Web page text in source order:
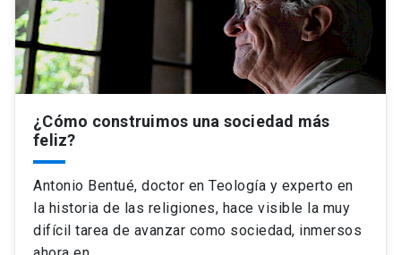
¿Cómo construimos una sociedad más
feliz?
Antonio Bentué, doctor en Teología y experto en
la historia de las religiones, hace visible la muy
difícil tarea de avanzar como sociedad, inmersos